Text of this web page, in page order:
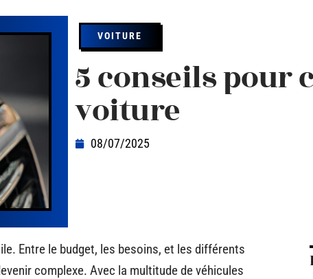
VOITURE
5 conseils pour
voiture
08/07/2025
Entre le budget, les besoins, et les différents
complexe. Avec la multitude de véhicules